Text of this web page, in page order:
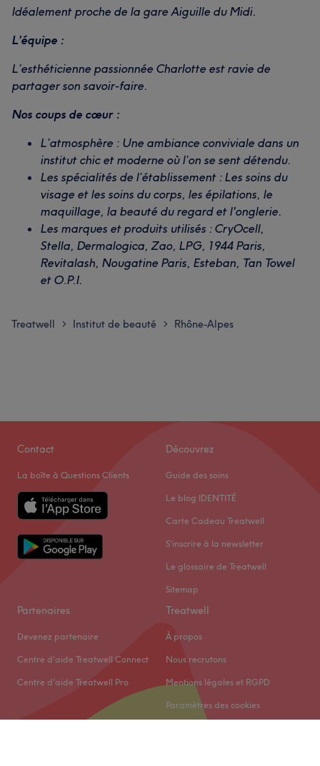
Idéalement proche de la gare Aiguille du Midi.
L’équipe :
L’esthéticienne passionnée Charlotte est ravie de
partager son savoir-faire.
Nos coups de cœur :
L’atmosphère : Une ambiance conviviale dans un
institut chic et moderne où l’on se sent détendu.
Les spécialités de l’établissement : Les soins du
visage et les soins du corps, les épilations, le
maquillage, la beauté du regard et l'onglerie.
Les marques et produits utilisés : CryOcell,
Stella, Dermalogica, Zao, LPG, 1944 Paris,
Revitalash, Nougatine Paris, Esteban, Tan Towel
et O.P.I.
Treatwell > Institut de beauté > Rhône-Alpes
Contact
La boîte à Questions Clients
Découvrez
Guide des soins
Le blog IDENTITÉ
Carte Cadeau Treatwell
S'inscrire à la newsletter
Le glossaire de Treatwell
Sitemap
Partenaires
Devenez partenaire
Centre d'aide Treatwell Connect
Centre d'aide Treatwell Pro
Treatwell
À propos
Nous recrutons
Mentions légales et RGPD
Paramètres des cookies